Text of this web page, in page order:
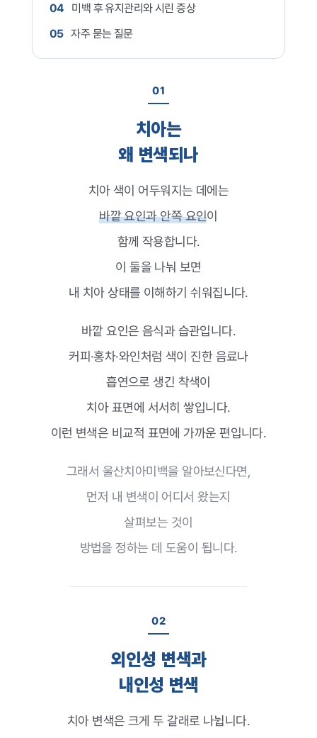
치료 후에는?
커뮤니티
04 미백 후 유지관리와 시린 증상
05자주 묻는 질문
01
치아는
왜 변색되나
치아 색이 어두워지는 데에는
바깥 요인과 안쪽 요인이
함께 작용합니다.
이 둘을 나눠 보면
내 치아 상태를 이해하기 쉬워집니다.
바깥 요인은 음식과 습관입니다.
커피·홍차·와인처럼 색이 진한 음료나
흡연으로 생긴 착색이
치아 표면에 서서히 쌓입니다.
이런 변색은 비교적 표면에 가까운 편입니다.
그래서 울산치아미백을 알아보신다면,
먼저 내 변색이 어디서 왔는지
살펴보는 것이
방법을 정하는 데 도움이 됩니다.
02
외인성 변색과
내인성 변색
치아 변색은 크게 두 갈래로 나뉩니다.